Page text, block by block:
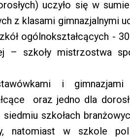
uczyło się w
z klasami gimnazjalnymi
ogólnokształcących -
– szkoły mistrzostwa
i
oraz jedno dla
szkołach
natomiast w szkole